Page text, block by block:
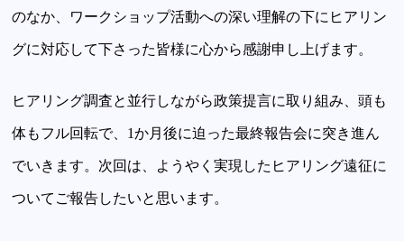
のなか、ワークショップ活動への深い理解の下にヒアリン
グに対応して下さった皆様に心から感謝申し上げます。
ヒアリング調査と並行しながら政策提言に取り組み、頭も
体もフル回転で、1か月後に迫った最終報告会に突き進ん
でいきます。次回は、ようやく実現したヒアリング遠征に
ついてご報告したいと思います。